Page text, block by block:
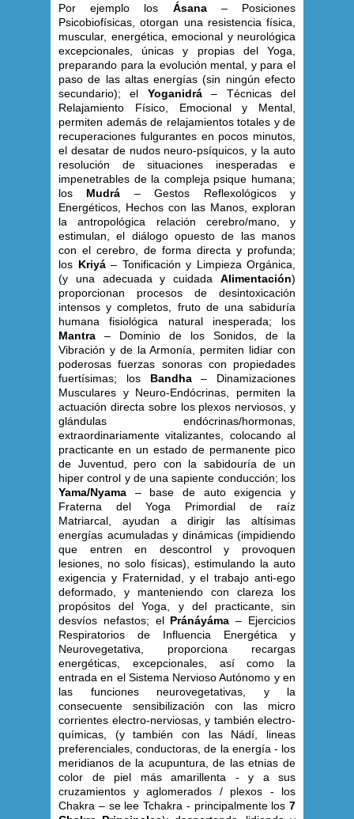
Por ejemplo los Ásana – Posiciones
Psicobiofísicas, otorgan una resistencia física,
muscular, energética, emocional y neurológica
excepcionales, únicas y propias del Yoga,
preparando para la evolución mental, y para el
paso de las altas energías (sin ningún efecto
secundario); el Yoganidrá– Técnicas del
Relajamiento Físico, Emocional y Mental,
permiten además de relajamientos totales y de
recuperaciones fulgurantes en pocos minutos,
el desatar de nudos neuro-psíquicos, y la auto
resolución de situaciones inesperadas e
impenetrables de la compleja psique humana;
los Mudrá – Gestos Reflexológicos y
Energéticos, Hechos con las Manos, exploran
la antropológica relación cerebro/mano, y
estimulan, el diálogo opuesto de las manos
con el cerebro, de forma directa y profunda;
los Kriyá – Tonificación y Limpieza Orgánica,
(y una adecuada y cuidada Alimentación)
proporcionan procesos de desintoxicación
intensos y completos, fruto de una sabiduría
humana fisiológica natural inesperada; los
Mantra – Dominio de los Sonidos, de la
Vibración y de la Armonía, permiten lidiar con
poderosas fuerzas sonoras con propiedades
fuertísimas; los Bandha– Dinamizaciones
Musculares y Neuro-Endócrinas, permiten la
actuación directa sobre los plexos nerviosos, y
glándulas endócrinas/hormonas,
extraordinariamente vitalizantes, colocando al
practicante en un estado de permanente pico
de Juventud, pero con la sabidouría de un
hiper control y de una sapiente conducción; los
Yama/Nyama – base de auto exigencia y
Fraterna del Yoga Primordial de raíz
Matriarcal, ayudan a dirigir las altísimas
energías acumuladas y dinámicas (impidiendo
que entren en descontrol y provoquen
lesiones, no solo físicas), estimulando la auto
exigencia y Fraternidad, y el trabajo anti-ego
deformado, y manteniendo con clareza los
propósitos del Yoga, y del practicante, sin
desvíos nefastos; el Pránáyáma– Ejercicios
Respiratorios de Influencia Energética y
Neurovegetativa, proporciona recargas
energéticas, excepcionales, así como la
entrada en el Sistema Nervioso Autónomo y en
las funciones neurovegetativas, y la
consecuente sensibilización con las micro
corrientes electro-nerviosas, y también electro-
químicas, (y también con las Nádí, lineas
preferenciales, conductoras, de la energía - los
meridianos de la acupuntura, de las etnias de
color de piel más amarillenta - y a sus
cruzamientos y aglomerados / plexos - los
Chakra – se lee Tchakra - principalmente los 7